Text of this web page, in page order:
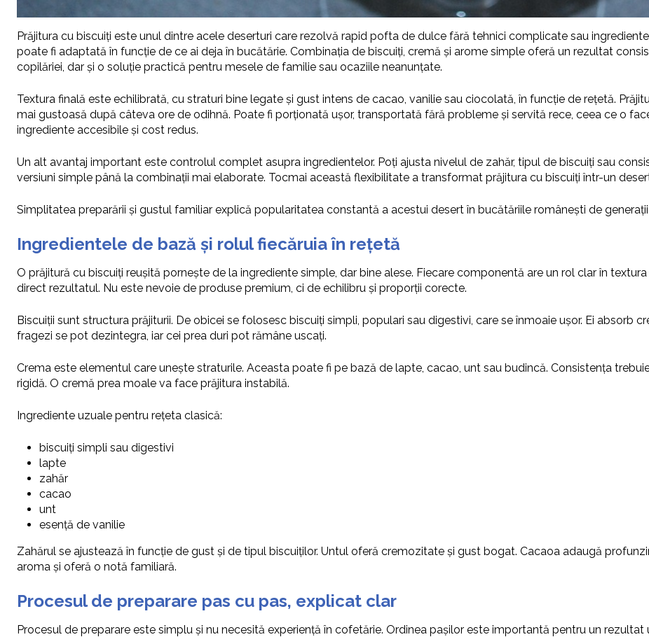
Prăjitura cu biscuiți este unul dintre acele deserturi care rezolvă rapid pofta de dulce fără tehnici complicate sau
poate fi adaptată în funcție de ce ai deja în bucătărie. Combinația de biscuiți, cremă și arome simple oferă un rezultat
copilăriei, dar și o soluție practică pentru mesele de familie sau ocaziile neanunțate.
Textura finală este echilibrată, cu straturi bine legate și gust intens de cacao, vanilie sau ciocolată, în funcție de rețetă.
mai gustoasă după câteva ore de odihnă. Poate fi porționată ușor, transportată fără probleme și servită rece, ceea ce o
ingrediente accesibile și cost redus.
Un alt avantaj important este controlul complet asupra ingredientelor. Poți ajusta nivelul de zahăr, tipul de biscuiți sau
versiuni simple până la combinații mai elaborate. Tocmai această flexibilitate a transformat prăjitura cu biscuiți într-un
Simplitatea preparării și gustul familiar explică popularitatea constantă a acestui desert în bucătăriile românești de
Ingredientele de bază și rolul fiecăruia în rețetă
O prăjitură cu biscuiți reușită pornește de la ingrediente simple, dar bine alese. Fiecare componentă are un rol clar în
direct rezultatul. Nu este nevoie de produse premium, ci de echilibru și proporții corecte.
Biscuiții sunt structura prăjiturii. De obicei se folosesc biscuiți simpli, populari sau digestivi, care se înmoaie ușor. Ei absorb
fragezi se pot dezintegra, iar cei prea duri pot rămâne uscați.
Crema este elementul care unește straturile. Aceasta poate fi pe bază de lapte, cacao, unt sau budincă. Consistența
rigidă. O cremă prea moale va face prăjitura instabilă.
Ingrediente uzuale pentru rețeta clasică:
biscuiți simpli sau digestivi
lapte
zahăr
cacao
unt
esență de vanilie
Zahărul se ajustează în funcție de gust și de tipul biscuiților. Untul oferă cremozitate și gust bogat. Cacaoa adaugă
aroma și oferă o notă familiară.
Procesul de preparare pas cu pas, explicat clar
Procesul de preparare este simplu și nu necesită experiență în cofetărie. Ordinea pașilor este importantă pentru un